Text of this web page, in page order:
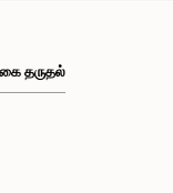
தருதல்